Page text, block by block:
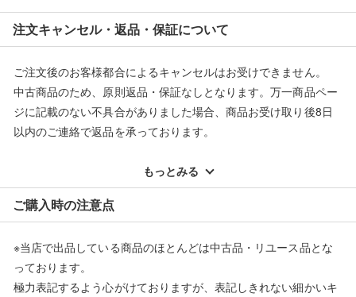
■弊社（株式会社オカモト）を装った偽装サイトにご注意くださ
い■
弊社（株式会社オカモト）の商品画像や文章を無断盗用した『偽
当店とは一切関係がございませんのでご注意ください。
注文キャンセル・返品・保証について
ご注文後のお客様都合によるキャンセルはお受けできません。
中古商品のため、原則返品・保証なしとなります。万一商品ペー
ジに記載のない不具合がありました場合、商品お受け取り後8日
以内のご連絡で返品を承っております。
配送料ともに当社負担で対応いたします。
※オンラインストアで購入頂いた商品は、店頭での返品はお受け
できません。また、商品の修理及び交換に関しては承ることがで
返品・交換について
もっとみる
ご購入時の注意点
※当店で出品している商品のほとんどは中古品・リユース品とな
っております。
極力表記するよう心がけておりますが、表記しきれない細かいキ